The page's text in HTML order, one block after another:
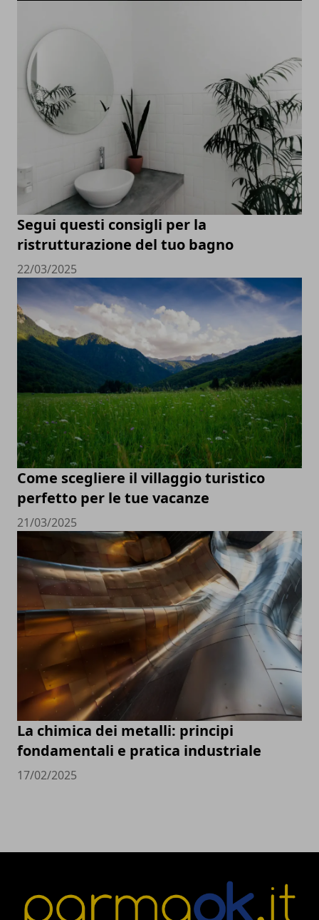
Segui questi consigli per la
ristrutturazione del tuo bagno
22/03/2025
Come scegliere il villaggio turistico
perfetto per le tue vacanze
21/03/2025
La chimica dei metalli: principi
fondamentali e pratica industriale
17/02/2025